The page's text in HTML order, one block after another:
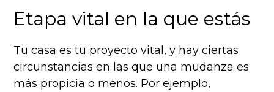
Etapa vital en la que estás
Tu casa es tu proyecto vital, y hay ciertas
circunstancias en las que una mudanza es
más propicia o menos. Por ejemplo,